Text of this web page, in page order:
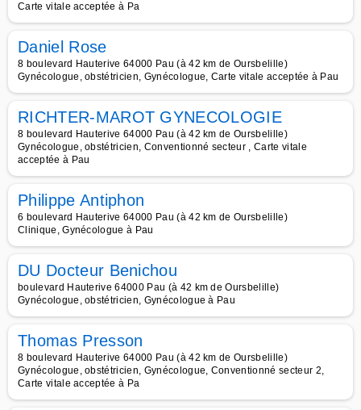
Carte vitale acceptée à Pa
Daniel Rose
8 boulevard Hauterive 64000 Pau (à 42 km de Oursbelille)
Gynécologue, obstétricien, Gynécologue, Carte vitale acceptée à Pau
RICHTER-MAROT GYNECOLOGIE
8 boulevard Hauterive 64000 Pau (à 42 km de Oursbelille)
Gynécologue, obstétricien, Conventionné secteur , Carte vitale
acceptée à Pau
Philippe Antiphon
6 boulevard Hauterive 64000 Pau (à 42 km de Oursbelille)
Clinique, Gynécologue à Pau
DU Docteur Benichou
boulevard Hauterive 64000 Pau (à 42 km de Oursbelille)
Gynécologue, obstétricien, Gynécologue à Pau
Thomas Presson
8 boulevard Hauterive 64000 Pau (à 42 km de Oursbelille)
Gynécologue, obstétricien, Gynécologue, Conventionné secteur 2,
Carte vitale acceptée à Pa